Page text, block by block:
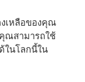
งเหลือของคุณ
ณสามารถใช้
ในโลกนี้ใน